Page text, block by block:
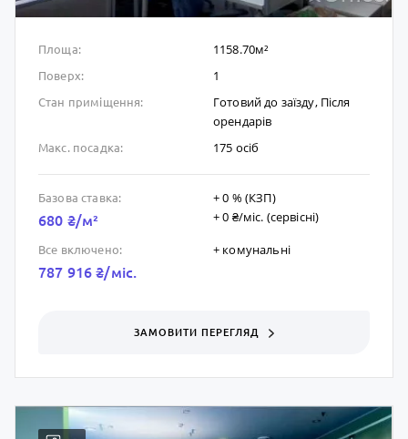
Площа: 1158.70м²
Поверх: 1
Стан приміщення:
Готовий до заïзду, Після
орендарів
Макс. посадка: 175 осіб
Базова ставка:
680 ₴/м²
+ 0 % (КЗП)
+ 0 ₴/мic. (сервісні)
Все включено:
787 916 ₴/мic.
+ комунальні
ЗАМОВИТИ ПЕРЕГЛЯД